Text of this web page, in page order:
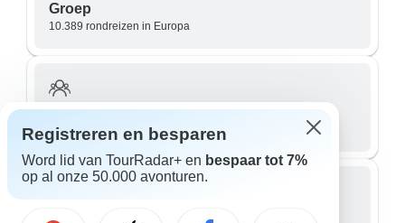
Groep
10.389 rondreizen in Europa
Kleine groep
3.567 rondreizen in Europa
Registreren en besparen
Word lid van TourRadar+ en bespaar tot 7%
op al onze 50.000 avonturen.